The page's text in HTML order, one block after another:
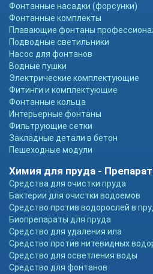
Фонтанные насадки (форсунки)
Фонтанные комплекты
Плавающие фонтаны
Подводные светильники
Насос для фонтанов
Водные пушки
Электрические комплектующие
Фитинги и комплектующие
Фонтанные кольца
Интерьерные фонтаны
Фильтрующие сетки
Закладные детали в бетон
Пешеходные модули
Химия для пруда -
Средства для очистки пруда
Бактерии для очистки водоемов
Средство против водорослей в
Биопрепараты для пруда
Средство для удаления ила
Средство против нитевидных
Средство для осветления воды
Средство для фонтанов